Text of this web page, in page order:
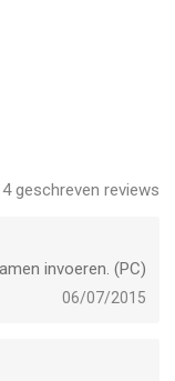
4geschreven reviews
invoeren. (PC)
06/07/2015